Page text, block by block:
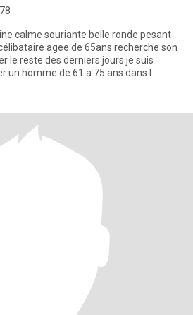
recherche son
le reste des derniers jours je suis
homme de 61 a 75 ans dans l